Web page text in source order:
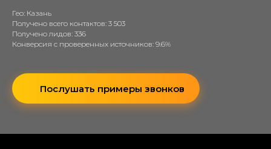
Гео: Казань
Получено всего контактов: 3 503
Получено лидов: 336
Конверсия с проверенных источников: 9.6%
Послушать примеры звонков